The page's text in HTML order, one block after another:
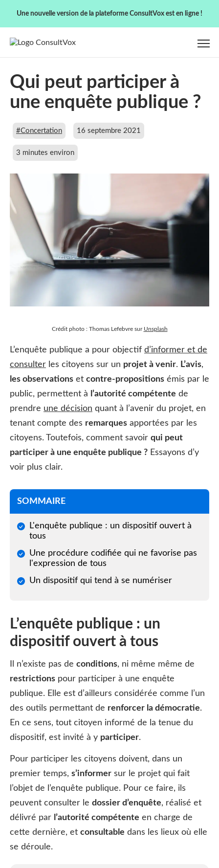
Une nouvelle version de la plateforme ConsultVox est en ligne !
Qui peut participer à
une enquête publique ?
#Concertation 16 septembre 2021
3 minutes environ
Crédit photo : Thomas Lefebvre sur Unsplash
L’enquête publique a pour objectif d’informer et de
consulter les citoyens sur un projet à venir. L’avis,
les observations et contre-propositions émis par le
public, permettent à
l’autorité compétente de
prendre une décision quant à l’avenir du projet, en
tenant compte des remarques apportées par les
citoyens. Toutefois, comment savoir qui peut
participer à une enquête publique ? Essayons d’y
voir plus clair.
SOMMAIRE
L'enquête publique : un dispositif ouvert à
tous
Une procédure codifiée qui ne favorise pas
l'expression de tous
Un dispositif qui tend à se numériser
L’enquête publique : un
dispositif ouvert à tous
Il n’existe pas de conditions, ni même même de
restrictions pour participer à une enquête
publique. Elle est d’ailleurs considérée comme l’un
des outils permettant de renforcer la démocratie.
En ce sens, tout citoyen informé de la tenue du
dispositif, est invité à y participer.
Pour participer les citoyens doivent, dans un
premier temps, s’informer sur le projet qui fait
l’objet de l’enquête publique. Pour ce faire, ils
peuvent consulter le dossier d’enquête, réalisé et
délivré par l’autorité compétente en charge de
cette dernière, et consultable dans les lieux où elle
se déroule.